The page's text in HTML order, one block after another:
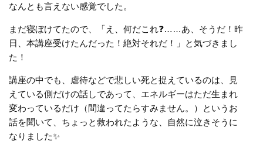
なんとも言えない感覚でした。
まだ寝ぼけてたので、「え、何だこれ❓……あ、そうだ！昨
日、本講座受けたんだった！絶対それだ！」と気づきまし
た！
講座の中でも、虐待などで悲しい死と捉えているのは、見
えている側だけの話しであって、エネルギーはただ生まれ
変わっているだけ（間違ってたらすみません。）というお
話を聞いて、ちょっと救われたような、自然に泣きそうに
なりました✨